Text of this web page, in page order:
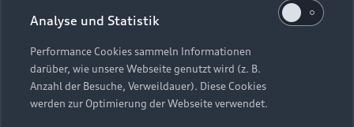
Vertrag widerrufen
Newsletter
Hinweis: Die aktuelle Darstellung und Anordnung der
Embleme am Fahrzeug bei allen Abbildungen auf dieser
Webseite kann abweichen.
Analyse und Statistik
Performance Cookies sammeln Informationen
darüber, wie unsere Webseite genutzt wird (z. B.
Anzahl der Besuche, Verweildauer). Diese Cookies
werden zur Optimierung der Webseite verwendet.